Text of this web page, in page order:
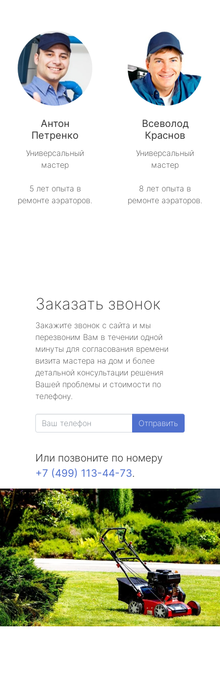
Антон
Петренко
Универсальный
мастер
5 лет опыта в
ремонте аэраторов.
Всеволод
Краснов
Универсальный
мастер
8 лет опыта в
ремонте аэраторов.
Заказать звонок
Закажите звонок с сайта и мы
перезвоним Вам в течении одной
минуты для согласования времени
визита мастера на дом и более
детальной консультации решения
Вашей проблемы и стоимости по
телефону.
Отправить
Или позвоните по номеру
+7 (499) 113-44-73.